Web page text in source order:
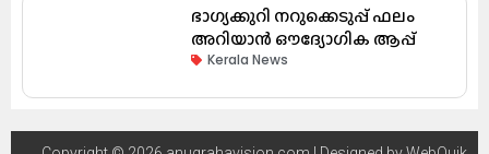
ഭാഗ്യക്കുറി നറുക്കെടുപ്പ് ഫലം
അറിയാൻ ഔദ്യോഗിക ആപ്പ്
Kerala News